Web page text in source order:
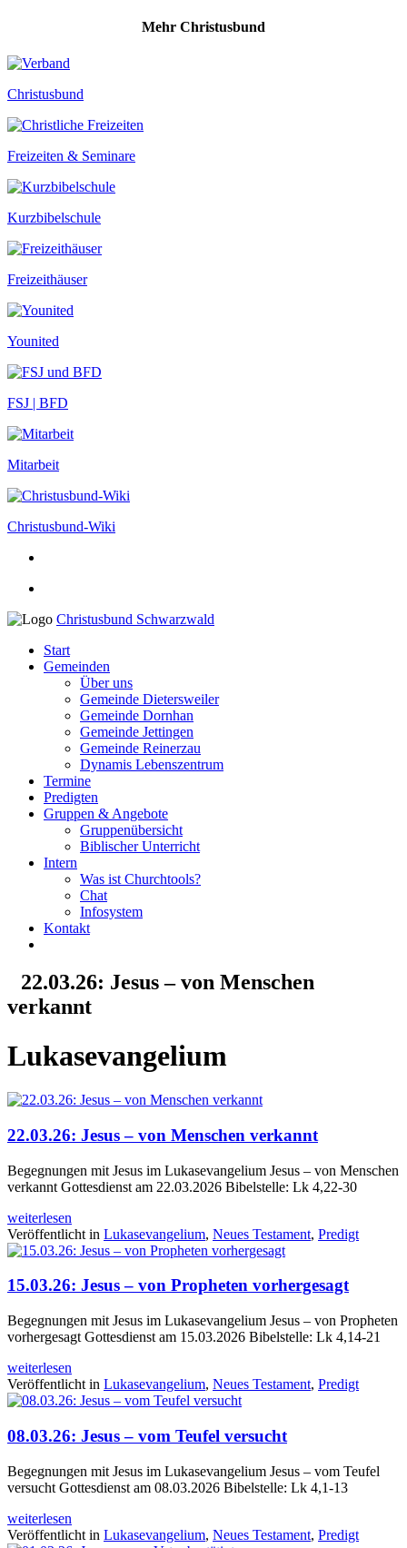
Mehr Christusbund
Christusbund
Freizeiten & Seminare
Kurzbibelschule
Freizeithäuser
Younited
FSJ | BFD
Mitarbeit
Christusbund-Wiki
Christusbund Schwarzwald
Start
Gemeinden
Über uns
Gemeinde Dietersweiler
Gemeinde Dornhan
Gemeinde Jettingen
Gemeinde Reinerzau
Dynamis Lebenszentrum
Termine
Predigten
Gruppen & Angebote
Gruppenübersicht
Biblischer Unterricht
Intern
Was ist Churchtools?
Chat
Infosystem
Kontakt
22.03.26: Jesus – von Menschen
verkannt
Lukasevangelium
22.03.26: Jesus – von Menschen verkannt
Begegnungen mit Jesus im Lukasevangelium Jesus – von Menschen
verkannt Gottesdienst am 22.03.2026 Bibelstelle: Lk 4,22-30
weiterlesen
Veröffentlicht in Lukasevangelium, Neues Testament, Predigt
15.03.26: Jesus – von Propheten vorhergesagt
Begegnungen mit Jesus im Lukasevangelium Jesus – von Propheten
vorhergesagt Gottesdienst am 15.03.2026 Bibelstelle: Lk 4,14-21
weiterlesen
Veröffentlicht in Lukasevangelium, Neues Testament, Predigt
08.03.26: Jesus – vom Teufel versucht
Begegnungen mit Jesus im Lukasevangelium Jesus – vom Teufel
versucht Gottesdienst am 08.03.2026 Bibelstelle: Lk 4,1-13
weiterlesen
Veröffentlicht in Lukasevangelium, Neues Testament, Predigt